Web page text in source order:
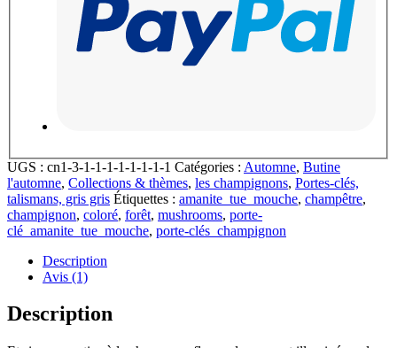
UGS : cn1-3-1-1-1-1-1-1-1-1 Catégories : Automne, Butine
l'automne, Collections & thèmes, les champignons, Portes-clés,
talismans, gris gris Étiquettes : amanite_tue_mouche, champêtre,
champignon, coloré, forêt, mushrooms, porte-
clé_amanite_tue_mouche, porte-clés_champignon
Description
Avis (1)
Description